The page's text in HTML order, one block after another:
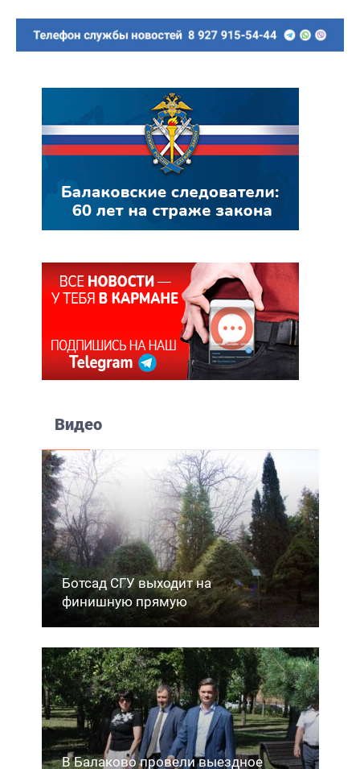
Видео
Ботсад СГУ выходит на
финишную прямую
В Балаково провели выездное